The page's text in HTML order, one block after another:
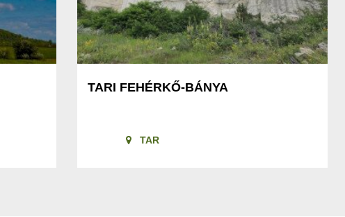
TARI FEHÉRKŐ-BÁNYA
TAR